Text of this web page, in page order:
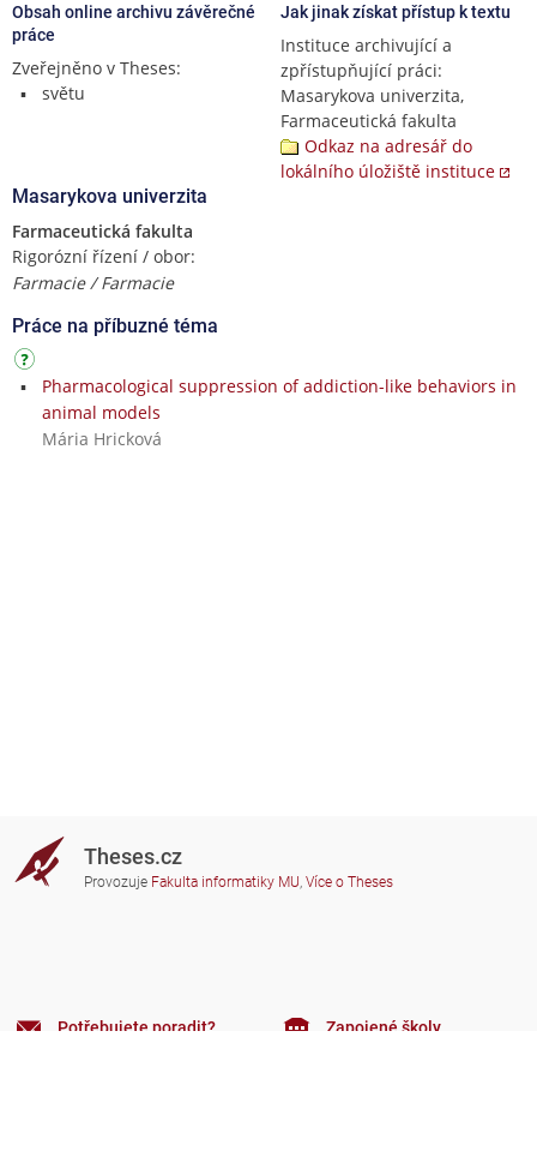
Obsah online archivu závěrečné
práce
Zveřejněno v Theses:
světu
Jak jinak získat přístup k textu
Instituce archivující a
zpřístupňující práci:
Masarykova univerzita,
Farmaceutická fakulta
Odkaz na adresář do
lokálního úložiště instituce
Masarykova univerzita
Farmaceutická fakulta
Rigorózní řízení / obor:
Farmacie / Farmacie
Práce na příbuzné téma
Pharmacological suppression of addiction-like behaviors in
animal models
Mária Hricková
Theses.cz
Provozuje Fakulta informatiky MU, Více o Theses
Potřebujete poradit? Zapojené školy